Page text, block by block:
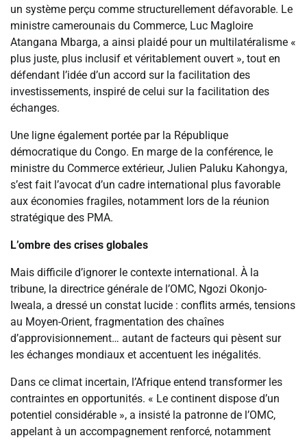
un système perçu comme structurellement défavorable. Le
ministre camerounais du Commerce, Luc Magloire
Atangana Mbarga, a ainsi plaidé pour un multilatéralisme «
plus juste, plus inclusif et véritablement ouvert », tout en
défendant l’idée d’un accord sur la facilitation des
investissements, inspiré de celui sur la facilitation des
échanges.
Une ligne également portée par la République
démocratique du Congo. En marge de la conférence, le
ministre du Commerce extérieur, Julien Paluku Kahongya,
s’est fait l’avocat d’un cadre international plus favorable
aux économies fragiles, notamment lors de la réunion
stratégique des PMA.
L’ombre des crises globales
Mais difficile d’ignorer le contexte international. À la
tribune, la directrice générale de l’OMC, Ngozi Okonjo-
Iweala, a dressé un constat lucide : conflits armés, tensions
au Moyen-Orient, fragmentation des chaînes
d’approvisionnement… autant de facteurs qui pèsent sur
les échanges mondiaux et accentuent les inégalités.
Dans ce climat incertain, l’Afrique entend transformer les
contraintes en opportunités. « Le continent dispose d’un
potentiel considérable », a insisté la patronne de l’OMC,
appelant à un accompagnement renforcé, notamment